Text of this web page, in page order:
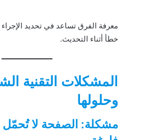
معرفة الفرق تساعد في تحديد
خطأ أثناء التحديث.
المشكلات التقنية
وحلولها
مشكلة: الصفحة لا تُحمّل